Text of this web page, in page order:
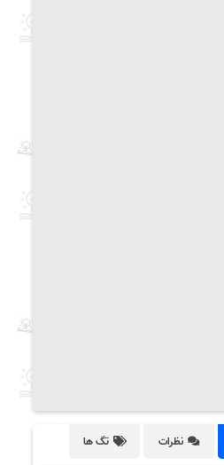
نظرات تگ ها